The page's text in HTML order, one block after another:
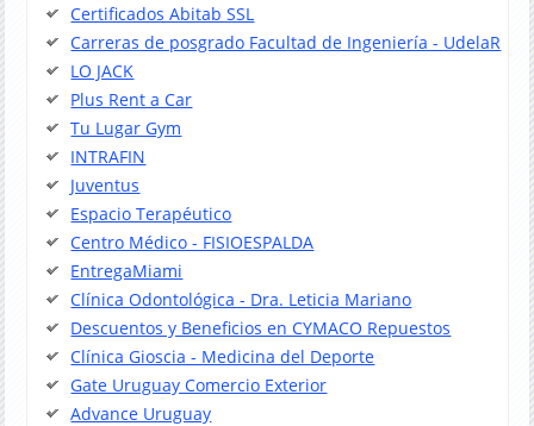
Certificados Abitab SSL
Carreras de posgrado Facultad de Ingeniería - UdelaR
LO JACK
Plus Rent a Car
Tu Lugar Gym
INTRAFIN
Juventus
Espacio Terapéutico
Centro Médico - FISIOESPALDA
EntregaMiami
Clínica Odontológica - Dra. Leticia Mariano
Descuentos y Beneficios en CYMACO Repuestos
Clínica Gioscia - Medicina del Deporte
Gate Uruguay Comercio Exterior
Advance Uruguay